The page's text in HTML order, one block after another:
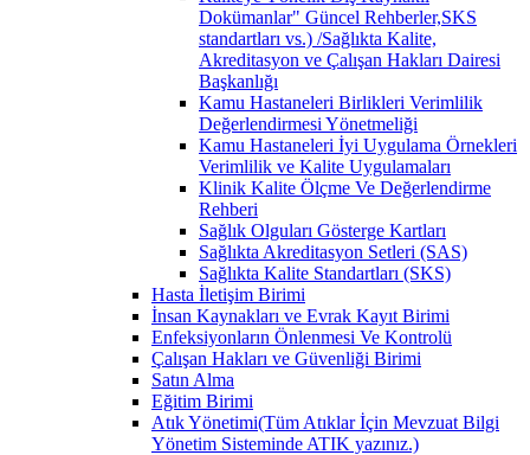
Dokümanlar" Güncel Rehberler,SKS
standartları vs.) /Sağlıkta Kalite,
Akreditasyon ve Çalışan Hakları Dairesi
Başkanlığı
Kamu Hastaneleri Birlikleri Verimlilik
Değerlendirmesi Yönetmeliği
Kamu Hastaneleri İyi Uygulama Örnekleri
Verimlilik ve Kalite Uygulamaları
Klinik Kalite Ölçme Ve Değerlendirme
Rehberi
Sağlık Olguları Gösterge Kartları
Sağlıkta Akreditasyon Setleri (SAS)
Sağlıkta Kalite Standartları (SKS)
Hasta İletişim Birimi
İnsan Kaynakları ve Evrak Kayıt Birimi
Enfeksiyonların Önlenmesi Ve Kontrolü
Çalışan Hakları ve Güvenliği Birimi
Satın Alma
Eğitim Birimi
Atık Yönetimi(Tüm Atıklar İçin Mevzuat Bilgi
Yönetim Sisteminde ATIK yazınız.)